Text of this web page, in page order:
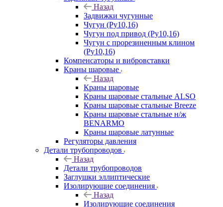
Назад
Задвижки чугунные
Чугун (Ру10,16)
Чугун под привод (Ру10,16)
Чугун с прорезиненным клином
(Ру10,16)
Компенсаторы и вибровставки
Краны шаровые
Назад
Краны шаровые
Краны шаровые стальные ALSO
Краны шаровые стальные Breeze
Краны шаровые стальные н/ж
BENARMO
Краны шаровые латунные
Регуляторы давления
Детали трубопроводов
Назад
Детали трубопроводов
Заглушки эллиптические
Изолирующие соединения
Назад
Изолирующие соединения